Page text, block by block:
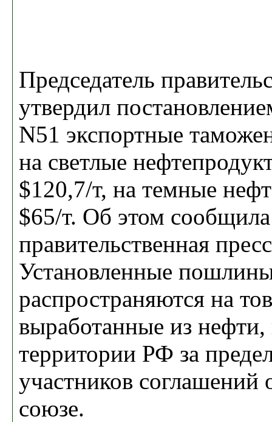
Председатель
утвердил
N51 экспортные
на светлые
$120,7/т, на темные
$65/т. Об этом сообщила
правительственная
Установленные
распространяются на
выработанные из
территории РФ за
участников
союзе.